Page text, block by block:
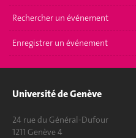
Rechercher un événement
Enregistrer un événement
Université de Genève
24 rue du Général-Dufour
1211 Genève 4